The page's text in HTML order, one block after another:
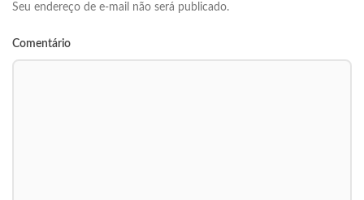
Seu endereço de e-mail não será publicado.
Comentário